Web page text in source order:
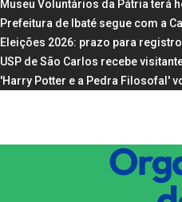
Museu Voluntários da Pátria terá
Prefeitura de Ibaté segue com a
Eleições 2026: prazo para
USP de São Carlos recebe
'Harry Potter e a Pedra Filosofal'